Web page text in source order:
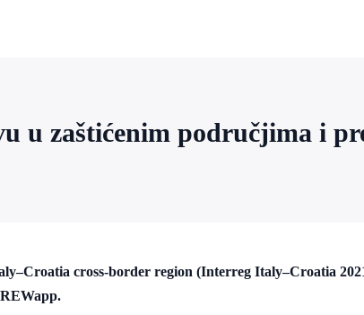
u zaštićenim područjima i
cross-border region (Interreg Italy–Croatia